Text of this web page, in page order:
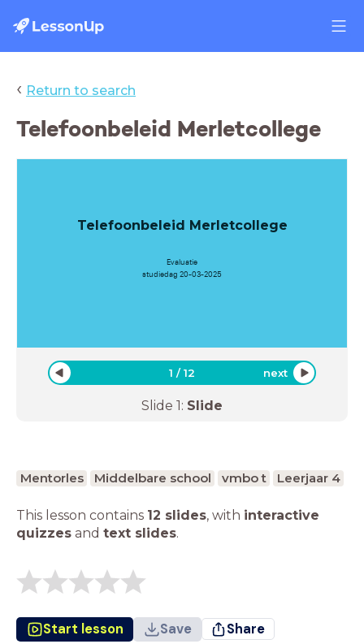
‹ Return to search
Telefoonbeleid Merletcollege
Telefoonbeleid Merletcollege
Evaluatie
studiedag 20-03-2025
1 /12 next
Slide 1: Slide
Mentorles Middelbare school vmbo t Leerjaar 4
This lesson contains 12 slides, with interactive
quizzes and text slides.
Start lesson Save Share